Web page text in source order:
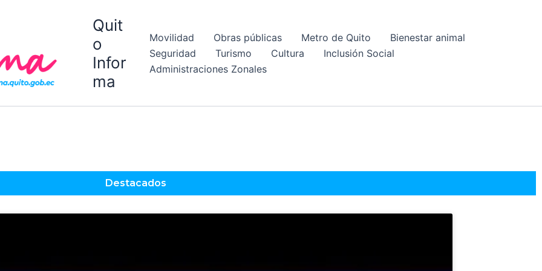
Quit
o
Infor
ma
Movilidad Obras públicas Metro de Quito
Bienestar animal
Seguridad
Turismo Cultura
Inclusión Social
Administraciones Zonales
Destacados